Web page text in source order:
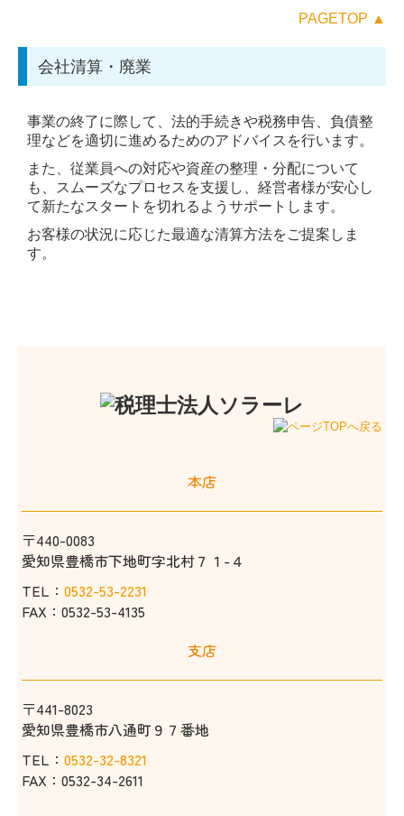
PAGETOP ▲
会社清算・廃業
事業の終了に際して、法的手続きや税務申告、負債整
理などを適切に進めるためのアドバイスを行います。
また、従業員への対応や資産の整理・分配について
も、スムーズなプロセスを支援し、経営者様が安心し
て新たなスタートを切れるようサポートします。
お客様の状況に応じた最適な清算方法をご提案しま
す。
本店
〒440-0083
愛知県豊橋市下地町字北村７１-４
TEL：0532-53-2231
FAX：0532-53-4135
支店
〒441-8023
愛知県豊橋市八通町９７番地
TEL：0532-32-8321
FAX：0532-34-2611